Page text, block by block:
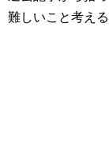
難しいこと考え